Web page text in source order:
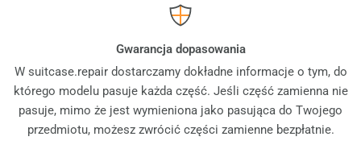
Gwarancja dopasowania
W suitcase.repair dostarczamy dokładne informacje o tym, do
którego modelu pasuje każda część. Jeśli część zamienna nie
pasuje, mimo że jest wymieniona jako pasująca do Twojego
przedmiotu, możesz zwrócić części zamienne bezpłatnie.